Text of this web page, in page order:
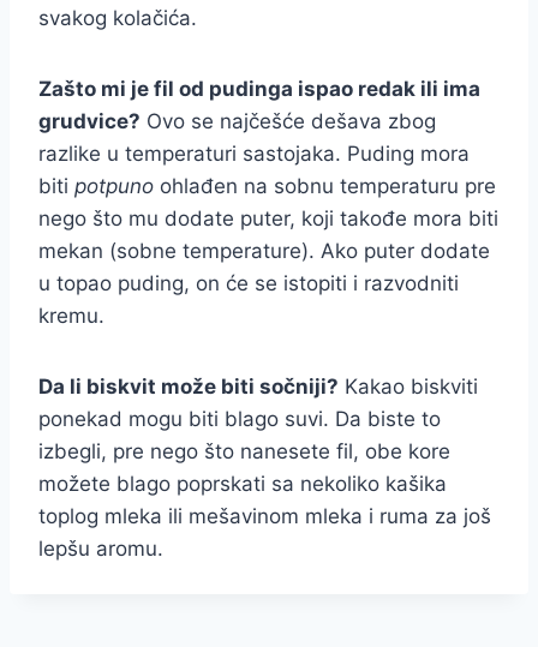
svakog kolačića.
Zašto mi je fil od pudinga ispao redak ili ima
grudvice? Ovo se najčešće dešava zbog
razlike u temperaturi sastojaka. Puding mora
biti potpuno ohlađen na sobnu temperaturu pre
nego što mu dodate puter, koji takođe mora biti
mekan (sobne temperature). Ako puter dodate
u topao puding, on će se istopiti i razvodniti
kremu.
Da li biskvit može biti sočniji? Kakao biskviti
ponekad mogu biti blago suvi. Da biste to
izbegli, pre nego što nanesete fil, obe kore
možete blago poprskati sa nekoliko kašika
toplog mleka ili mešavinom mleka i ruma za još
lepšu aromu.